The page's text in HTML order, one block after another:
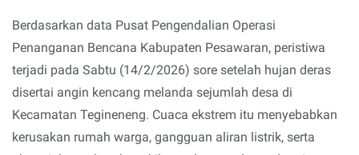
Berdasarkan data Pusat Pengendalian Operasi
Penanganan Bencana Kabupaten Pesawaran, peristiwa
terjadi pada Sabtu (14/2/2026) sore setelah hujan deras
disertai angin kencang melanda sejumlah desa di
Kecamatan Tegineneng. Cuaca ekstrem itu menyebabkan
kerusakan rumah warga, gangguan aliran listrik, serta